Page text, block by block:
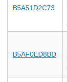
B5A51D2C73
B5AF0ED8BD